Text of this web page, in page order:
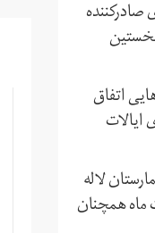
اتفاق
لاله
ماه همچنان